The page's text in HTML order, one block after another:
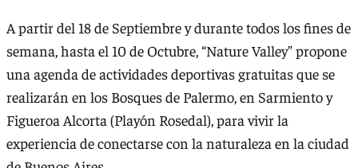
A partir del 18 de Septiembre y durante todos los fines de
semana, hasta el 10 de Octubre, “Nature Valley” propone
una agenda de actividades deportivas gratuitas que se
realizarán en los Bosques de Palermo, en Sarmiento y
Figueroa Alcorta (Playón Rosedal), para vivir la
experiencia de conectarse con la naturaleza en la ciudad